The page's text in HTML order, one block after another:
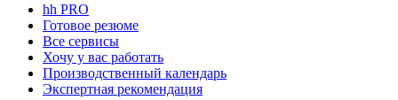
hh PRO
Готовое резюме
Все сервисы
Хочу у вас работать
Производственный календарь
Экспертная рекомендация